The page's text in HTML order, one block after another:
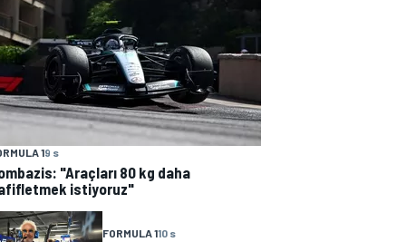
19 s
"Araçları 80 kg daha
istiyoruz"
FORMULA 110 s